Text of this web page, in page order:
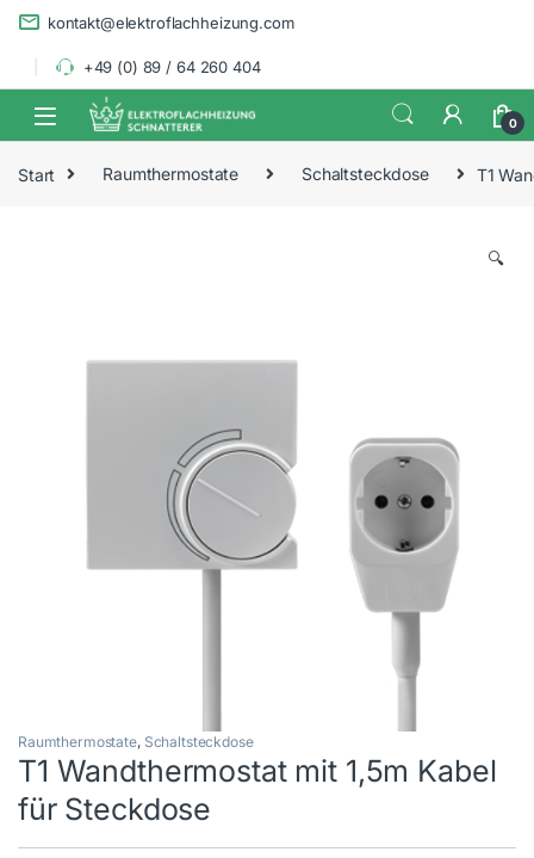
Skip to navigation
Skip to content
kontakt@elektroflachheizung.com
+49 (0) 89 / 64 260 404
0
Start Raumthermostate Schaltsteckdose T1
🔍
Raumthermostate, Schaltsteckdose
T1 Wandthermostat mit 1,5m Kabel
für Steckdose